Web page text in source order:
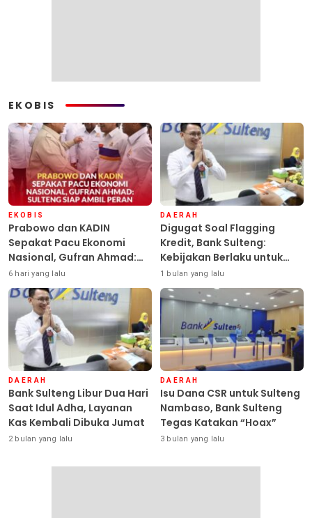
EKOBIS
EKOBIS
Prabowo dan KADIN
Sepakat Pacu Ekonomi
Nasional, Gufran Ahmad:
Sulteng Siap Ambil Peran
6 hari yang lalu
DAERAH
Digugat Soal Flagging
Kredit, Bank Sulteng:
Kebijakan Berlaku untuk
Seluruh Debitur ASN
1 bulan yang lalu
DAERAH
Bank Sulteng Libur Dua Hari
Saat Idul Adha, Layanan
Kas Kembali Dibuka Jumat
2 bulan yang lalu
DAERAH
Isu Dana CSR untuk Sulteng
Nambaso, Bank Sulteng
Tegas Katakan “Hoax”
3 bulan yang lalu